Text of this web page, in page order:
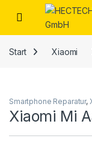
Open
Start Xiaomi
Smartphone Reparatur,
Xiaomi Mi